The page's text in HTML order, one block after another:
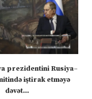
prezidentini Rusiya–
iştirak etməyə
dəvət...